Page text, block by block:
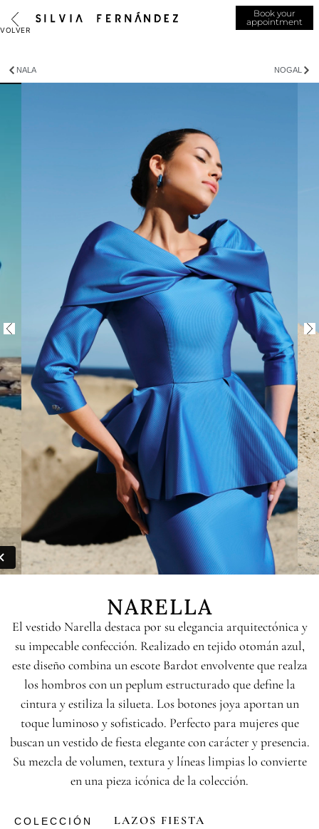
Book your
appointment
NALA NOGAL
NARELLA
El vestido Narella destaca por su elegancia arquitectónica y
su impecable confección. Realizado en tejido otomán azul,
este diseño combina un escote Bardot envolvente que realza
los hombros con un peplum estructurado que define la
cintura y estiliza la silueta. Los botones joya aportan un
toque luminoso y sofisticado. Perfecto para mujeres que
buscan un vestido de fiesta elegante con carácter y presencia.
Su mezcla de volumen, textura y líneas limpias lo convierte
en una pieza icónica de la colección.
COLECCIÓN LAZOS FIESTA